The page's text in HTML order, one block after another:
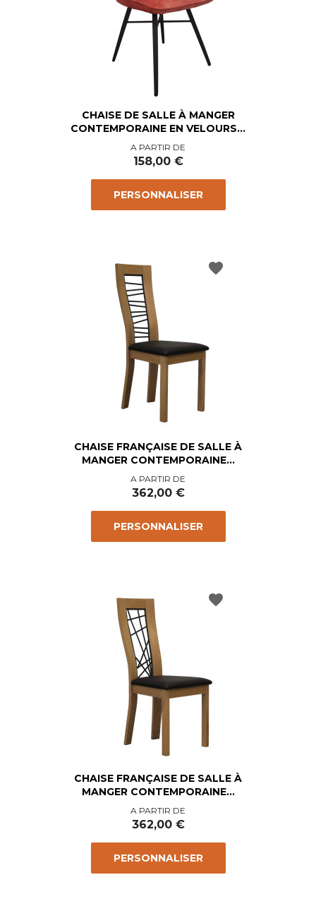
CHAISE DE SALLE À MANGER
CONTEMPORAINE EN VELOURS...
Prix
A PARTIR DE
158,00 €
PERSONNALISER
CHAISE FRANÇAISE DE SALLE À
MANGER CONTEMPORAINE...
Prix
A PARTIR DE
362,00 €
PERSONNALISER
favorite
CHAISE FRANÇAISE DE SALLE À
MANGER CONTEMPORAINE...
Prix
A PARTIR DE
362,00 €
PERSONNALISER
favorite